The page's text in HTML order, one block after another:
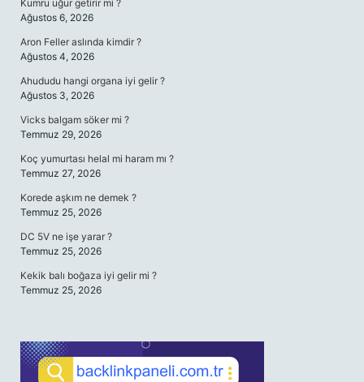
Kumru uğur getirir mi ?
Ağustos 6, 2026
Aron Feller aslında kimdir ?
Ağustos 4, 2026
Ahududu hangi organa iyi gelir ?
Ağustos 3, 2026
Vicks balgam söker mi ?
Temmuz 29, 2026
Koç yumurtası helal mi haram mı ?
Temmuz 27, 2026
Korede aşkım ne demek ?
Temmuz 25, 2026
DC 5V ne işe yarar ?
Temmuz 25, 2026
Kekik balı boğaza iyi gelir mi ?
Temmuz 25, 2026